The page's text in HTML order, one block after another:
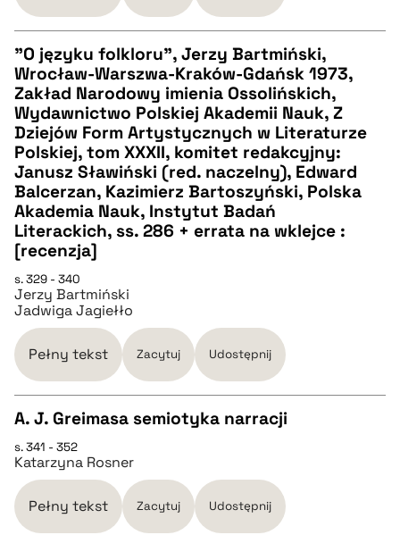
CZYSTY TEKST
pobierz cytat
BIBTEX
pobierz cytat
"O języku folkloru", Jerzy Bartmiński,
Wrocław-Warszwa-Kraków-Gdańsk 1973,
Zakład Narodowy imienia Ossolińskich,
Wydawnictwo Polskiej Akademii Nauk, Z
Dziejów Form Artystycznych w Literaturze
Polskiej, tom XXXII, komitet redakcyjny:
Janusz Sławiński (red. naczelny), Edward
Balcerzan, Kazimierz Bartoszyński, Polska
Akademia Nauk, Instytut Badań
Literackich, ss. 286 + errata na wklejce :
[recenzja]
s. 329 - 340
Jerzy Bartmiński
Jadwiga Jagiełło
Pełny tekst Zacytuj Udostępnij
CZYSTY TEKST
pobierz cytat
A. J. Greimasa semiotyka narracji
s. 341 - 352
Katarzyna Rosner
Pełny tekst Zacytuj Udostępnij